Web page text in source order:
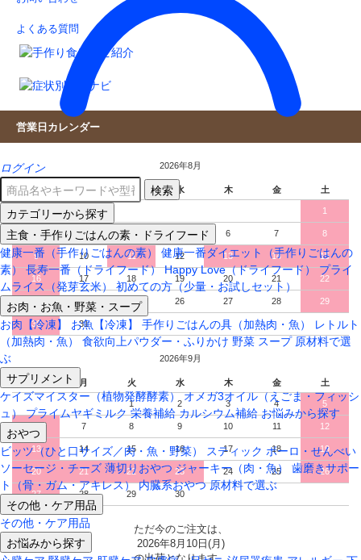
ログイン
検索
カテゴリーから探す
主食・手作りごはんの素・ドライフード
健康一番（手作りごはんの素）
健康一番ダイエット（手作りごはんの
素） 長寿一番（ドライフード） Happy Love（ドライフード） プライ
ムライス（発芽玄米）
初めての方（少量・お試しセット）
お肉・お魚・野菜・スープ
お肉【冷凍】 お魚【冷凍】 手作りごはんの具（加熱肉・魚）
レトルト
（加熱肉・魚）
食欲向上パウダー・ふりかけ 野菜 スープ 原材料で選
ぶ
サプリメント
ケイズマイスター（植物発酵酵素） オメガ3オイル（えごま・フィッシ
ュ） プライムヤギミルク 栄養補給 カルシウム補給 お悩みから探す
おやつ
ビッツ（ひと口サイズ／肉・魚・野菜） スティック ボーロ・せんべい
ソーセージ・チーズ 薄切りおやつ ジャーキー（肉・魚）
歯磨きサポー
ト（骨・ガム・アキレス） 内臓系おやつ 原材料で選ぶ
その他・ケア用品
その他・ケア用品
お悩みから探す
よくある質問
営業日カレンダー
2026年8月
日 月 火 水 木 金 土
1
2 3 4 5 6 7 8
9 10 11 12 13 14 15
16 17 18 19 20 21 22
24 26 27 28 29
30 31
2026年9月
日 月 火 水 木 金 土
1 2 3 4 5
6 7 8 9 10 11 12
13 14 15 16 17 18 19
20 21 22 23 24 25 26
27 28 29 30
ただ今のご注文は、
2026年8月10日(月)